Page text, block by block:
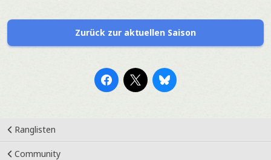
Zurück zur aktuellen Saison
Ranglisten
Community